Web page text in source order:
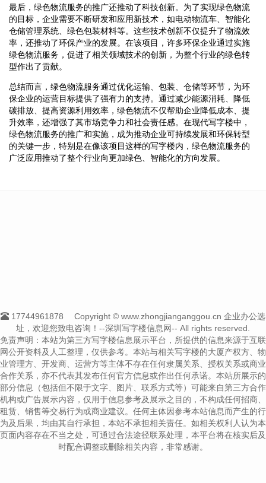
最后，绿色物流服务的推广还推动了科技创新。为了实现绿色物流
的目标，企业需要不断研发和应用新技术，如电动物流车、智能化
仓储管理系统、绿色包装材料等。这些技术创新不仅提升了物流效
率，还推动了环保产业的发展。在该项目，许多环保企业通过实施
绿色物流服务，促进了相关领域技术的创新，为整个行业的绿色转
型作出了贡献。
总结而言，绿色物流服务通过优化运输、包装、仓储等环节，为环
保企业的运营目标提供了强有力的支持。通过减少能源消耗、降低
碳排放、提高资源利用效率，绿色物流不仅帮助企业降低成本、提
升效率，还增强了其市场竞争力和社会责任感。在现代写字楼中，
绿色物流服务的推广和实施，成为推动企业可持续发展和环保转型
的关键一步，特别是在像该项目这样的写字楼内，绿色物流服务的
广泛应用推动了整个行业向更加绿色、智能化的方向发展。
17744961878
Copyright © www.zhongjianganggou.cn 企业办公选
址，欢迎您致电咨询！--深圳写字楼信息网-- All rights reserved.
免责声明：本站为第三方写字楼信息展示平台，所提供的信息来源于互联
网公开资料及人工整理，仅供参考。本站与相关写字楼的大厦产权方、物
业管理方、开发商、运营方等主体不存在任何隶属关系、授权关系或商业
合作关系，亦不代表其发布任何官方信息或作出任何承诺。本站所展示的
部分信息（包括但不限于文字、图片、联系方式等）可能来自第三方合作
机构或广告展示内容，仅用于信息参考及展示之目的，不构成任何招商、
租赁、销售等交易行为或商业建议。任何主体因参考本站信息而产生的行
为及后果，均由其自行承担，本站不承担相关责任。如相关权利人认为本
页面内容存在不当之处，可通过合法途径联系处理，本平台将在核实后及
时配合调整或删除相关内容，非常感谢。